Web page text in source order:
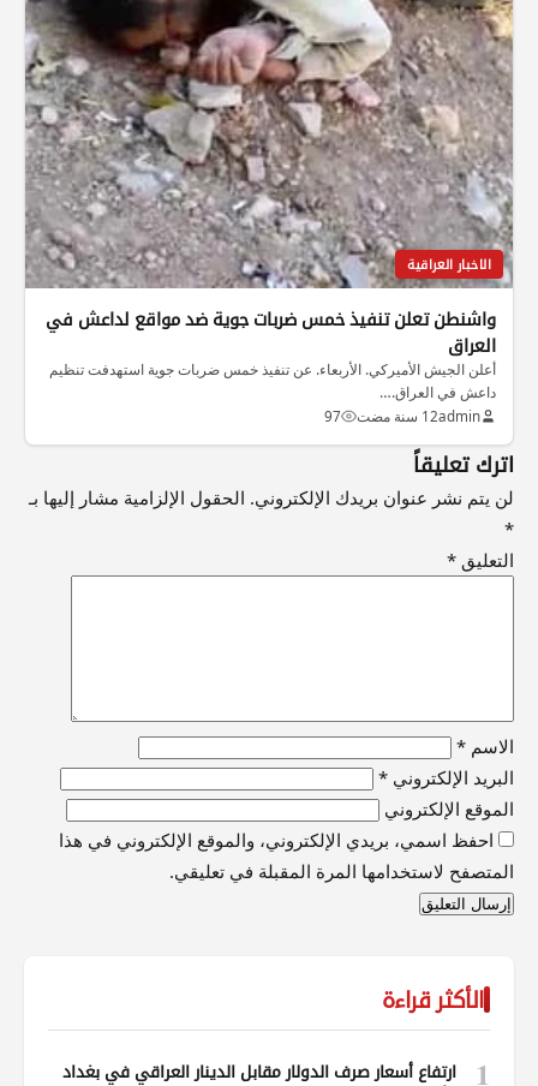
الاخبار العراقية
واشنطن تعلن تنفيذ خمس ضربات جوية ضد مواقع لداعش في
العراق
أعلن الجيش الأميركي. الأربعاء. عن تنفيذ خمس ضربات جوية استهدفت تنظيم
داعش في العراق.…
admin12 سنة مضت 97
اترك تعليقاً
لن يتم نشر عنوان بريدك الإلكتروني. الحقول الإلزامية مشار إليها بـ
*
التعليق *
الاسم *
البريد الإلكتروني *
الموقع الإلكتروني
احفظ اسمي، بريدي الإلكتروني، والموقع الإلكتروني في هذا
المتصفح لاستخدامها المرة المقبلة في تعليقي.
الأكثر قراءة
1
ارتفاع أسعار صرف الدولار مقابل الدينار العراقي في بغداد